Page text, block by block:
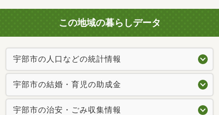
この地域の暮らしデータ
宇部市の人口などの統計情報
宇部市の結婚・育児の助成金
宇部市の治安・ごみ収集情報